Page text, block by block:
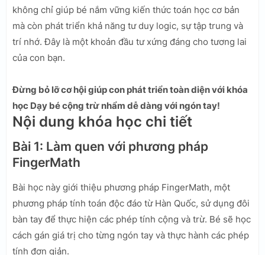
không chỉ giúp bé nắm vững kiến thức toán học cơ bản
mà còn phát triển khả năng tư duy logic, sự tập trung và
trí nhớ. Đây là một khoản đầu tư xứng đáng cho tương lai
của con bạn.
Đừng bỏ lỡ cơ hội giúp con phát triển toàn diện với khóa
học Dạy bé cộng trừ nhẩm dễ dàng với ngón tay!
Nội dung khóa học chi tiết
Bài 1: Làm quen với phương pháp
FingerMath
Bài học này giới thiệu phương pháp FingerMath, một
phương pháp tính toán độc đáo từ Hàn Quốc, sử dụng đôi
bàn tay để thực hiện các phép tính cộng và trừ. Bé sẽ học
cách gán giá trị cho từng ngón tay và thực hành các phép
tính đơn giản.